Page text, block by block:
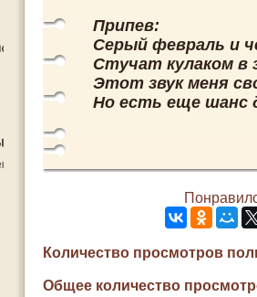
Припев:
Серый февраль и
Стучат кулаком в
Этот звук меня
Но есть еще шанс
Количество просмотров
Общее количество